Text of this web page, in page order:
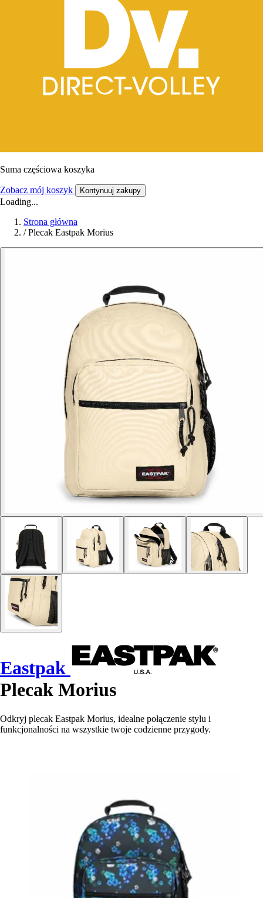
Suma częściowa koszyka
Zobacz mój koszyk Kontynuuj zakupy
Loading...
Strona główna
/ Plecak Eastpak Morius
Eastpak
Plecak Morius
Odkryj plecak Eastpak Morius, idealne połączenie stylu i
funkcjonalności na wszystkie twoje codzienne przygody.